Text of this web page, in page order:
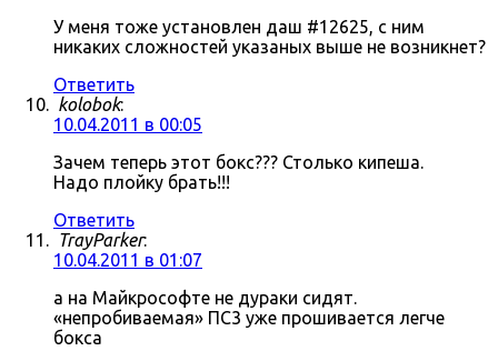
У меня тоже установлен даш #12625, с ним
никаких сложностей указаных выше не возникнет?
Ответить
kolobok:
10.04.2011 в 00:05
Зачем теперь этот бокс??? Столько кипеша.
Надо плойку брать!!!
Ответить
TrayParker:
10.04.2011 в 01:07
а на Майкрософте не дураки сидят.
«непробиваемая» ПС3 уже прошивается легче
бокса